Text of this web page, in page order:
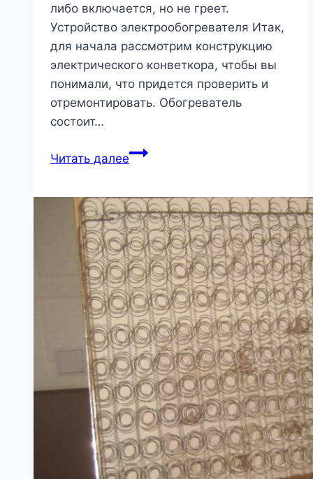
либо включается, но не греет.
Устройство электрообогревателя Итак,
для начала рассмотрим конструкцию
электрического конветкора, чтобы вы
понимали, что придется проверить и
отремонтировать. Обогреватель
состоит…
Читать далееКак
конвектор?